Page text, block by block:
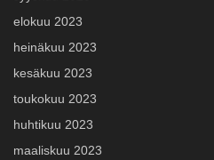
elokuu 2023
heinäkuu 2023
kesäkuu 2023
toukokuu 2023
huhtikuu 2023
maaliskuu 2023